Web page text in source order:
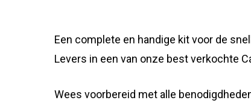
Een complete en handige kit voor de
Levers in een van onze best verkochte
Wees voorbereid met alle